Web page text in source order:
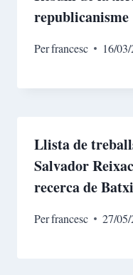
republicanisme
Perfrancesc 16/
Llista de
Salvador
recerca de
Perfrancesc 27/